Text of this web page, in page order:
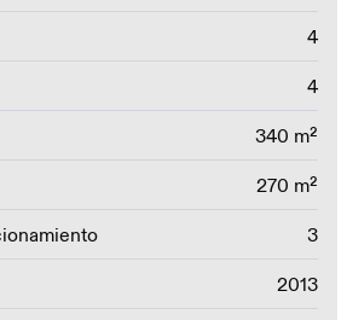
4
4
340 m²
270 m²
3
2013